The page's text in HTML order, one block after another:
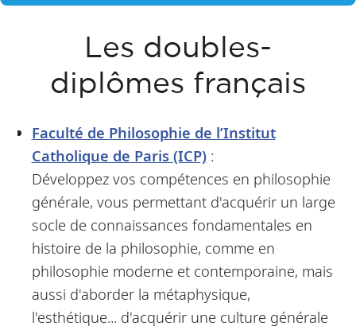
Les doubles-
diplômes français
Faculté de Philosophie de l’Institut
Catholique de Paris (ICP):
Développez vos compétences en philosophie
générale, vous permettant d'acquérir un large
socle de connaissances fondamentales en
histoire de la philosophie, comme en
philosophie moderne et contemporaine, mais
aussi d'aborder la métaphysique,
l'esthétique... d'acquérir une culture générale